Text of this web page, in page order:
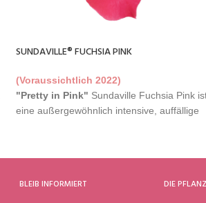
SUNDAVILLE® FUCHSIA PINK
(Voraussichtlich 2022)
"Pretty in Pink" Sundaville Fuchsia Pink
eine außergewöhnlich intensive, auffällige
den Blüten passt. Sie hat eine ähnliche
andere aus der klassischen Kollektion. Die
BLEIB INFORMIERT DIE